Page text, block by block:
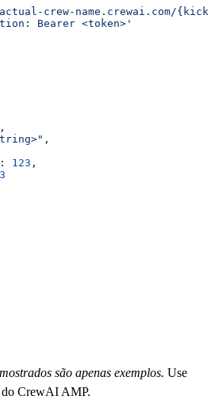
crew-name.crewai.com/
Bearer <token>'
,
,
: 123 ,
são apenas exemplos. Use
do CrewAI AMP.